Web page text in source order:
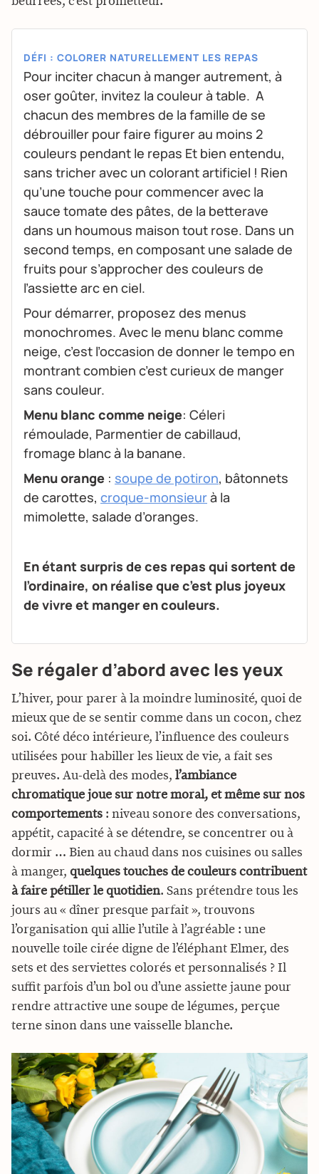
DÉFI : COLORER NATURELLEMENT LES REPAS
Pour inciter chacun à manger autrement, à
oser goûter, invitez la couleur à table. A
chacun des membres de la famille de se
débrouiller pour faire figurer au moins 2
couleurs pendant le repas Et bien entendu,
sans tricher avec un colorant artificiel ! Rien
qu’une touche pour commencer avec la
sauce tomate des pâtes, de la betterave
dans un houmous maison tout rose. Dans un
second temps, en composant une salade de
fruits pour s’approcher des couleurs de
l’assiette arc en ciel.
Pour démarrer, proposez des menus
monochromes. Avec le menu blanc comme
neige, c’est l’occasion de donner le tempo en
montrant combien c’est curieux de manger
sans couleur.
Menu blanc comme neige: Céleri
rémoulade, Parmentier de cabillaud,
fromage blanc à la banane.
Menu orange : soupe de potiron, bâtonnets
de carottes, croque-monsieurà la
mimolette, salade d’oranges.
En étant surpris de ces repas qui sortent de
l’ordinaire, on réalise que c’est plus joyeux
de vivre et manger en couleurs.
Se régaler d’abord avec les yeux
L’hiver, pour parer à la moindre luminosité, quoi de
mieux que de se sentir comme dans un cocon, chez
soi. Côté déco intérieure, l’influence des couleurs
utilisées pour habiller les lieux de vie, a fait ses
preuves. Au-delà des modes, l’ambiance
chromatique joue sur notre moral, et même sur nos
comportements : niveau sonore des conversations,
appétit, capacité à se détendre, se concentrer ou à
dormir … Bien au chaud dans nos cuisines ou salles
à manger, quelques touches de couleurs contribuent
à faire pétiller le quotidien. Sans prétendre tous les
jours au « dîner presque parfait », trouvons
l’organisation qui allie l’utile à l’agréable : une
nouvelle toile cirée digne de l’éléphant Elmer, des
sets et des serviettes colorés et personnalisés ? Il
suffit parfois d’un bol ou d’une assiette jaune pour
rendre attractive une soupe de légumes, perçue
terne sinon dans une vaisselle blanche.